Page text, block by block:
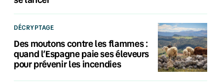
DÉCRYPTAGE
Des moutons contre les flammes :
quand l’Espagne paie ses éleveurs
pour prévenir les incendies